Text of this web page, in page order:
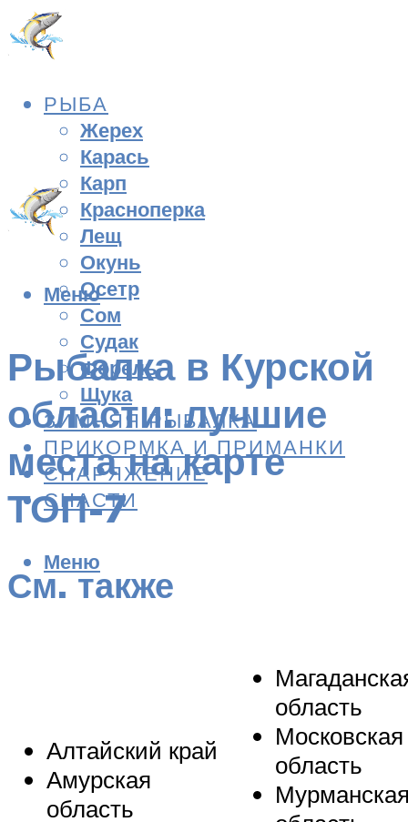
РЫБА
Жерех
Карась
Карп
Красноперка
Лещ
Окунь
Осетр
Сом
Судак
Форель
Щука
ЗИМНЯЯ РЫБАЛКА
ПРИКОРМКА И ПРИМАНКИ
СНАРЯЖЕНИЕ
СНАСТИ
Меню
Меню
Рыбалка в Курской
области: лучшие
места на карте
ТОП-7
См. также
Алтайский край
Амурская
область
область
Московская
область